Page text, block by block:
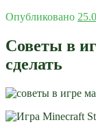
Опубликовано
Советы в
сделать